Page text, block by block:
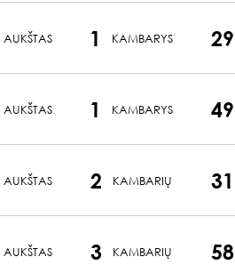
AUKŠTAS 1 KAMBARYS
AUKŠTAS 1 KAMBARYS
AUKŠTAS 2 KAMBARIŲ
AUKŠTAS 3 KAMBARIŲ